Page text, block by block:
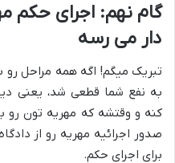
گام نهم: اجرای حکم
دار می رسه
تبریک میگم! اگه همه مراحل
به نفع شما قطعی شد، یعنی
کنه و وقتشه که مهریه تون رو
صدور اجرائیه مهریه رو از
برای اجرای حکم.